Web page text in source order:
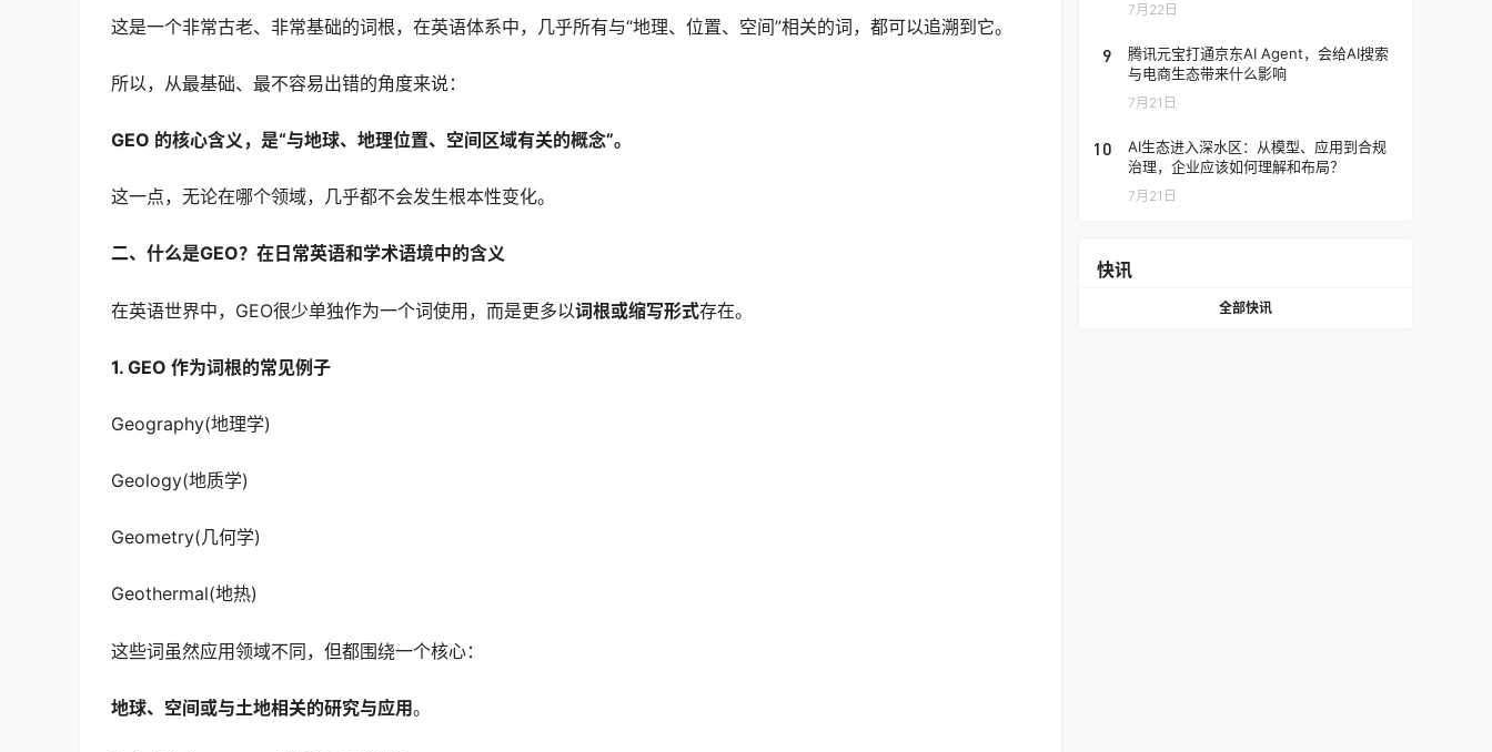
这是一个非常古老、非常基础的词根，在英语体系中，几乎所有与“地理、位置、空间”相关的词，都可以追溯到它。
所以，从最基础、最不容易出错的角度来说：
GEO 的核心含义，是“与地球、地理位置、空间区域有关的概念”。
这一点，无论在哪个领域，几乎都不会发生根本性变化。
二、什么是GEO？在日常英语和学术语境中的含义
在英语世界中，GEO很少单独作为一个词使用，而是更多以词根或缩写形式存在。
1. GEO 作为词根的常见例子
Geography(地理学)
Geology(地质学)
Geometry(几何学)
Geothermal(地热)
这些词虽然应用领域不同，但都围绕一个核心：
地球、空间或与土地相关的研究与应用。
7月22日
9
腾讯元宝打通京东AI Agent，会给AI搜索
与电商生态带来什么影响
7月21日
10
AI生态进入深水区：从模型、应用到合规
治理，企业应该如何理解和布局？
7月21日
快讯
全部快讯